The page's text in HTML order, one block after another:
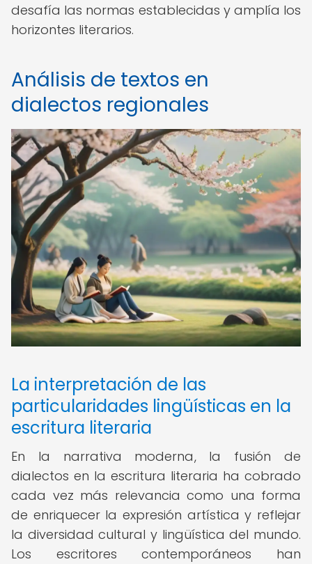
desafía las normas establecidas y amplía los
horizontes literarios.
Análisis de textos en
dialectos regionales
La interpretación de las
particularidades lingüísticas en la
escritura literaria
En la narrativa moderna, la fusión de
dialectos en la escritura literaria ha cobrado
cada vez más relevancia como una forma
de enriquecer la expresión artística y reflejar
la diversidad cultural y lingüística del mundo.
Los escritores contemporáneos han